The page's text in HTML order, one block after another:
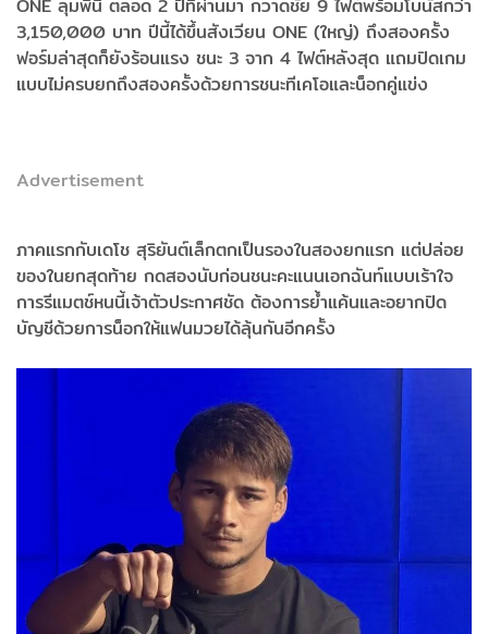
ONE ลุมพินี ตลอด 2 ปีที่ผ่านมา กวาดชัย 9 ไฟต์พร้อมโบนัสกว่า
3,150,000 บาท ปีนี้ได้ขึ้นสังเวียน ONE (ใหญ่) ถึงสองครั้ง
ฟอร์มล่าสุดก็ยังร้อนแรง ชนะ 3 จาก 4 ไฟต์หลังสุด แถมปิดเกม
แบบไม่ครบยกถึงสองครั้งด้วยการชนะทีเคโอและน็อกคู่แข่ง
Advertisement
ภาคแรกกับเดโช สุริยันต์เล็กตกเป็นรองในสองยกแรก แต่ปล่อย
ของในยกสุดท้าย กดสองนับก่อนชนะคะแนนเอกฉันท์แบบเร้าใจ
การรีแมตช์หนนี้เจ้าตัวประกาศชัด ต้องการย้ำแค้นและอยากปิด
บัญชีด้วยการน็อกให้แฟนมวยได้ลุ้นกันอีกครั้ง